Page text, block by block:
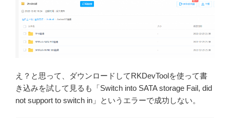
え？と思って、ダウンロードしてRKDevToolを使って書
き込みを試して見るも「Switch into SATA storage Fail, did
not support to switch in」というエラーで成功しない。